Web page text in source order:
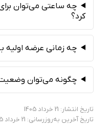
چه ساعتی می‌توان
کرد؟
چه زمانی عرضه اولیه
چگونه می‌توان
تاریخ انتشار: 21 خرداد 1405
تاریخ آخرین به‌روزرسانی: 21 خرداد 1405